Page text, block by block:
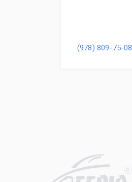
(978) 809-75-08
R